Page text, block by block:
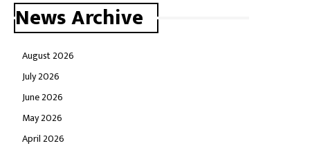
News Archive
August 2026
July 2026
June 2026
May 2026
April 2026